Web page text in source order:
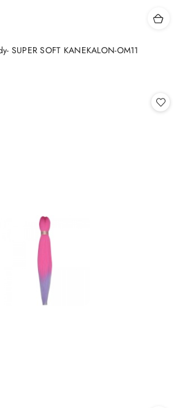
SUPER SOFT KANEKALON-OM11